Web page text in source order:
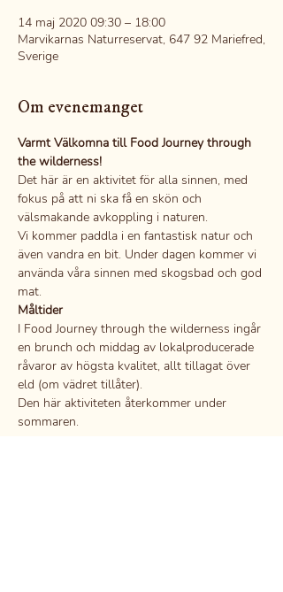
14 maj 2020 09:30 – 18:00
Marvikarnas Naturreservat, 647 92 Mariefred,
Sverige
Om evenemanget
Varmt Välkomna till Food Journey through
the wilderness!
Det här är en aktivitet för alla sinnen, med
fokus på att ni ska få en skön och
välsmakande avkoppling i naturen.
Vi kommer paddla i en fantastisk natur och
även vandra en bit. Under dagen kommer vi
använda våra sinnen med skogsbad och god
mat.
Måltider
I Food Journey through the wilderness ingår
en brunch och middag av lokalproducerade
råvaror av högsta kvalitet, allt tillagat över
eld (om vädret tillåter).
Den här aktiviteten återkommer under
sommaren.